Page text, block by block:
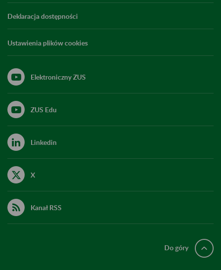
Deklaracja dostępności
Ustawienia plików cookies
Elektroniczny ZUS
ZUS Edu
Linkedin
X
Kanał RSS
Do góry